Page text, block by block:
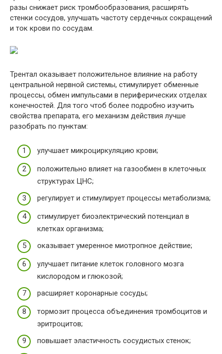
разы снижает риск тромбообразования, расширять
стенки сосудов, улучшать частоту сердечных сокращений
и ток крови по сосудам.
Трентал оказывает положительное влияние на работу
центральной нервной системы, стимулирует обменные
процессы, обмен импульсами в периферических отделах
конечностей. Для того чтоб более подробно изучить
свойства препарата, его механизм действия лучше
разобрать по пунктам:
улучшает микроциркуляцию крови;
положительно влияет на газообмен в клеточных
структурах ЦНС;
регулирует и стимулирует процессы метаболизма;
стимулирует биоэлектрический потенциал в
клетках организма;
оказывает умеренное миотропное действие;
улучшает питание клеток головного мозга
кислородом и глюкозой;
расширяет коронарные сосуды;
тормозит процесса объединения тромбоцитов и
эритроцитов;
повышает эластичность сосудистых стенок;